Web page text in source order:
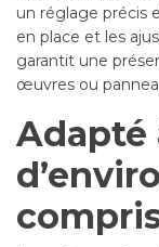
un réglage précis
en place et les
garantit une
œuvres ou
Adapté